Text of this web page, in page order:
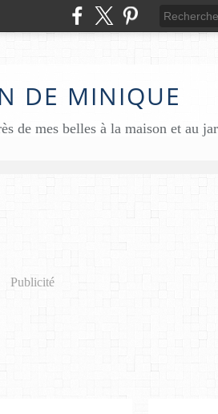
DE MINIQUE
de mes belles à la maison et au
Publicité